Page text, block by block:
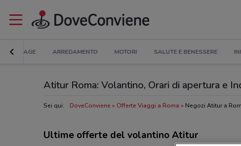
BRICOLAGE ARREDAMENTO MOTORI SALUTE E BENESSERE
Atitur Roma: Volantino, Orari di apertura e
Sei qui: DoveConviene Offerte Viaggi a Roma Negozi Atitur a
Ultime offerte del volantino Atitur